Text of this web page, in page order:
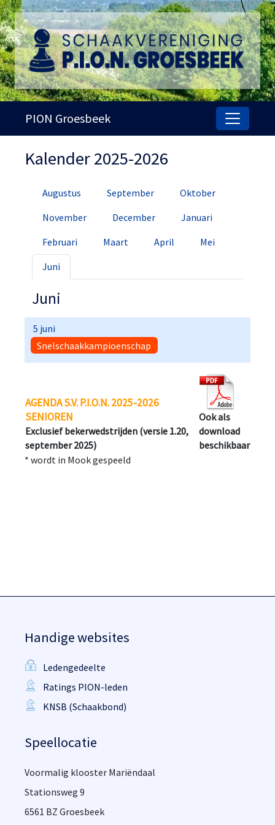
PION Groesbeek
Kalender 2025-2026
Augustus September
Oktober
November
December
Januari
Februari
Maart April
Mei
Juni
Juni
5 juni
Snelschaakkampioenschap
AGENDA S.V. P.I.O.N. 2025-2026
SENIOREN
Exclusief bekerwedstrijden (versie 1.20,
september 2025)
Ook als
download
beschikbaar
* wordt in Mook gespeeld
Handige websites
Ledengedeelte
Ratings PION-leden
KNSB (Schaakbond)
Speellocatie
Voormalig klooster Mariëndaal
Stationsweg 9
6561 BZ Groesbeek